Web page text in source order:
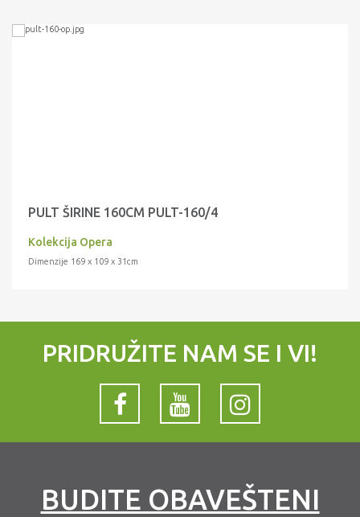
PULT ŠIRINE 160CM PULT-160/4
Kolekcija Opera
Dimenzije 169 x 109 x 31cm
PRIDRUŽITE NAM SE I VI!
BUDITE OBAVEŠTENI